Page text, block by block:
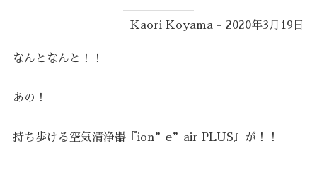
Kaori Koyama - 2020年3月19日
なんとなんと！！
あの！
持ち歩ける空気清浄器『ion”e”air PLUS』が！！